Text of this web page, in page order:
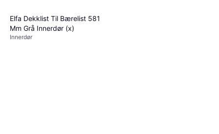
Elfa Dekklist Til Bærelist 581
Mm Grå Innerdør (x)
Innerdør